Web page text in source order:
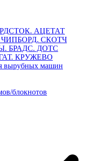
АЦЕТАТ
СКОТЧ
БРАДС. ДОТС
КРУЖЕВО
машин
блокнотов